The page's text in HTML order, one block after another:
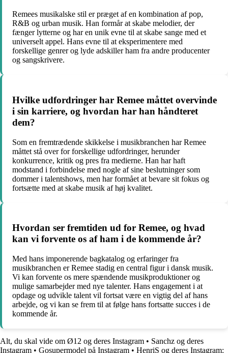
Remees musikalske stil er præget af en kombination af pop,
R&B og urban musik. Han formår at skabe melodier, der
fænger lytterne og har en unik evne til at skabe sange med et
universelt appel. Hans evne til at eksperimentere med
forskellige genrer og lyde adskiller ham fra andre producenter
og sangskrivere.
Hvilke udfordringer har Remee måttet overvinde
i sin karriere, og hvordan har han håndteret
dem?
Som en fremtrædende skikkelse i musikbranchen har Remee
måttet stå over for forskellige udfordringer, herunder
konkurrence, kritik og pres fra medierne. Han har haft
modstand i forbindelse med nogle af sine beslutninger som
dommer i talentshows, men har formået at bevare sit fokus og
fortsætte med at skabe musik af høj kvalitet.
Hvordan ser fremtiden ud for Remee, og hvad
kan vi forvente os af ham i de kommende år?
Med hans imponerende bagkatalog og erfaringer fra
musikbranchen er Remee stadig en central figur i dansk musik.
Vi kan forvente os mere spændende musikproduktioner og
mulige samarbejder med nye talenter. Hans engagement i at
opdage og udvikle talent vil fortsat være en vigtig del af hans
arbejde, og vi kan se frem til at følge hans fortsatte succes i de
kommende år.
Alt, du skal vide om Ø12 og deres Instagram • Sanchz og deres
Instagram • Gosupermodel på Instagram • HenriS og deres Instagram: